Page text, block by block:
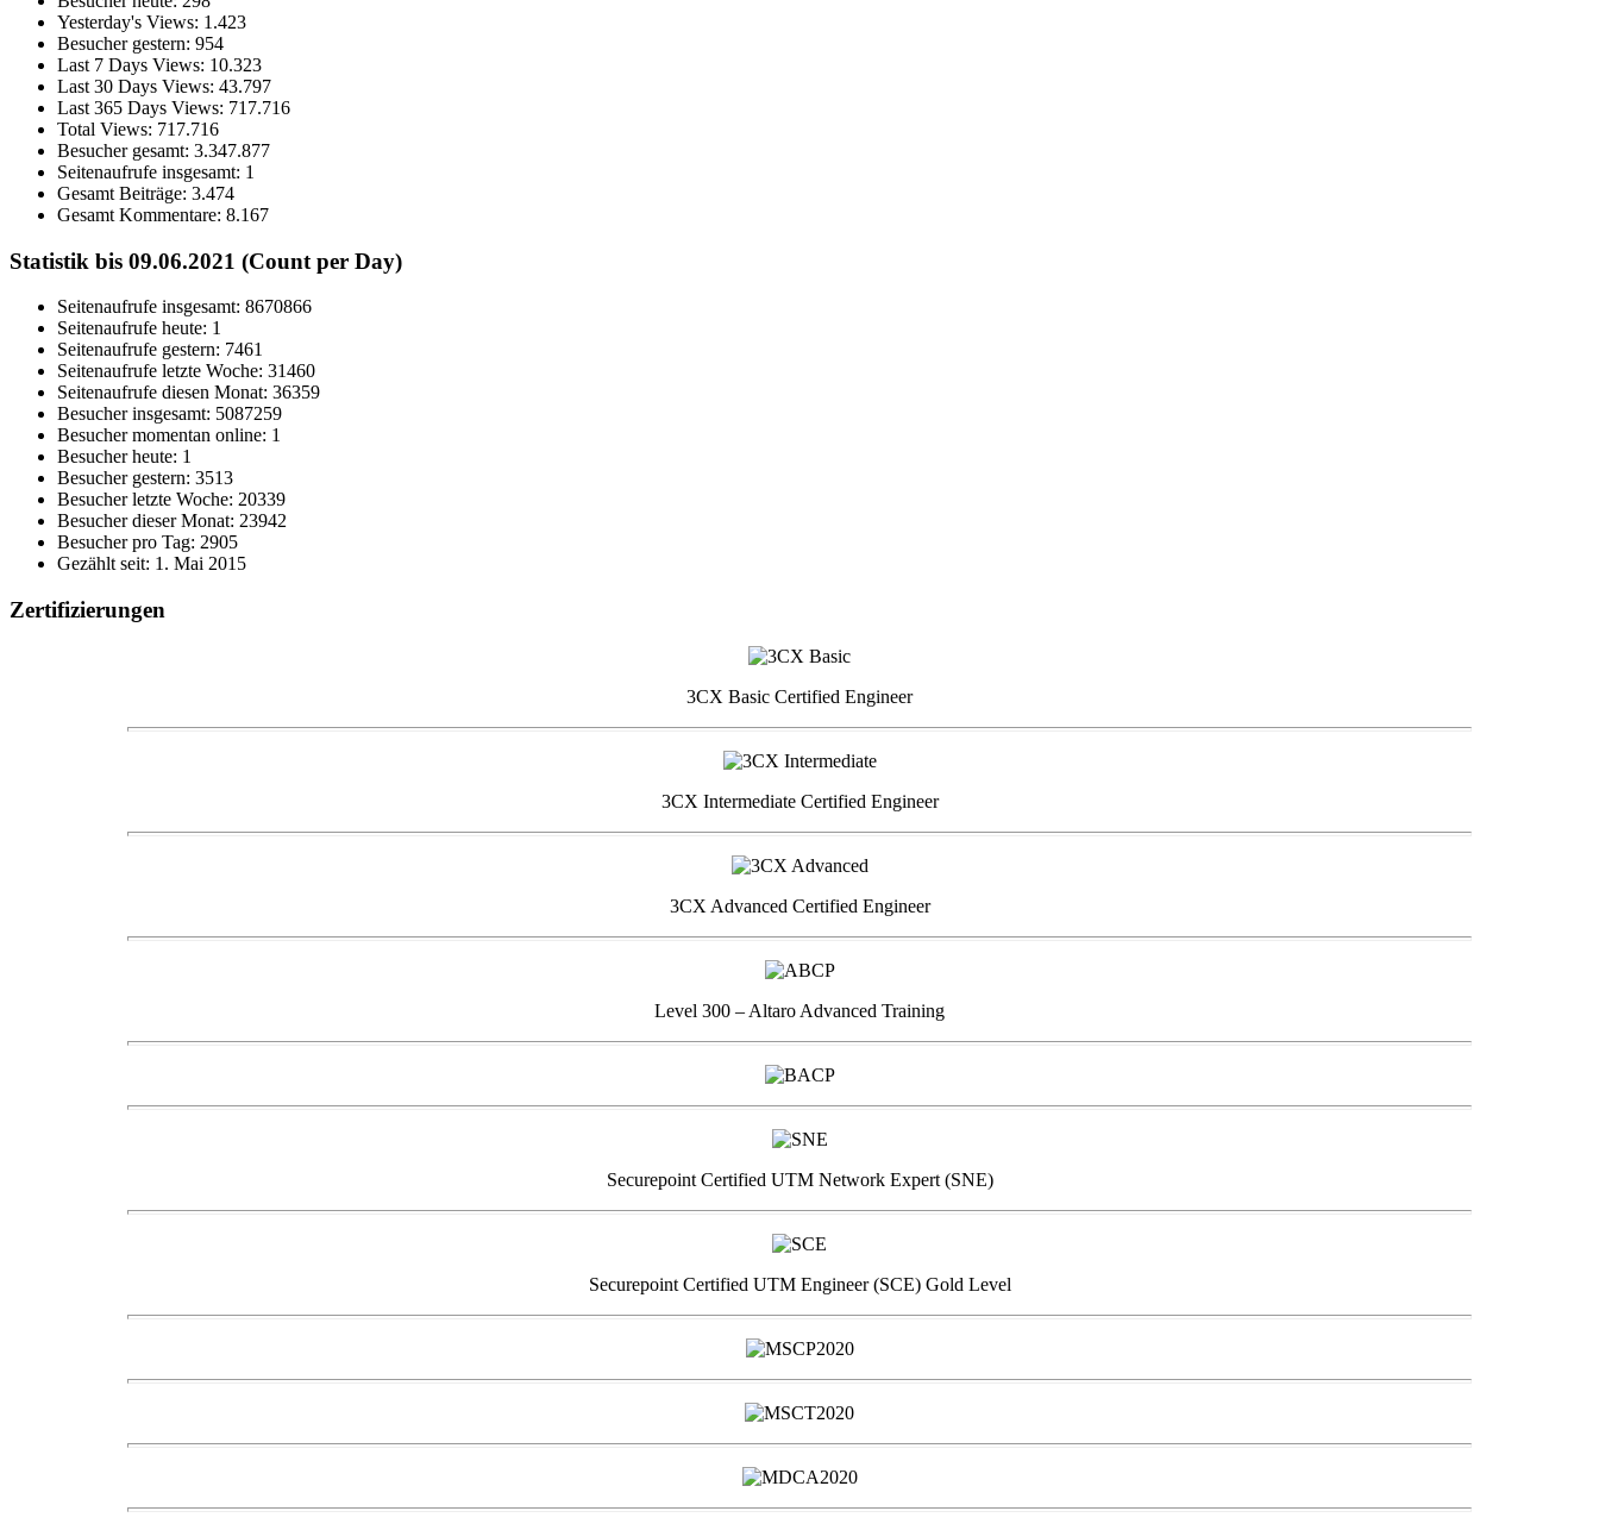
Yesterday's Views: 1.423
Besucher gestern: 954
Last 7 Days Views: 10.323
Last 30 Days Views: 43.797
Last 365 Days Views: 717.716
Total Views: 717.716
Besucher gesamt: 3.347.877
Seitenaufrufe insgesamt: 1
Gesamt Beiträge: 3.474
Gesamt Kommentare: 8.167
Statistik bis 09.06.2021 (Count per Day)
Seitenaufrufe insgesamt: 8670866
Seitenaufrufe heute: 1
Seitenaufrufe gestern: 7461
Seitenaufrufe letzte Woche: 31460
Seitenaufrufe diesen Monat: 36359
Besucher insgesamt: 5087259
Besucher momentan online: 1
Besucher heute: 1
Besucher gestern: 3513
Besucher letzte Woche: 20339
Besucher dieser Monat: 23942
Besucher pro Tag: 2905
Gezählt seit: 1. Mai 2015
Zertifizierungen
3CX Basic Certified Engineer
3CX Intermediate Certified Engineer
3CX Advanced Certified Engineer
Level 300 – Altaro Advanced Training
Securepoint Certified UTM Network Expert (SNE)
Securepoint Certified UTM Engineer (SCE) Gold Level